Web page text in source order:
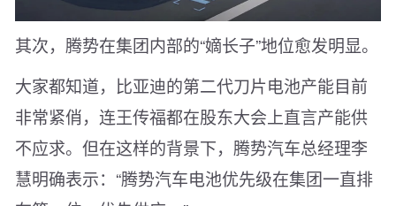
其次，腾势在集团内部的“嫡长子”地位愈发明显。
大家都知道，比亚迪的第二代刀片电池产能目前
非常紧俏，连王传福都在股东大会上直言产能供
不应求。但在这样的背景下，腾势汽车总经理李
慧明确表示：“腾势汽车电池优先级在集团一直排